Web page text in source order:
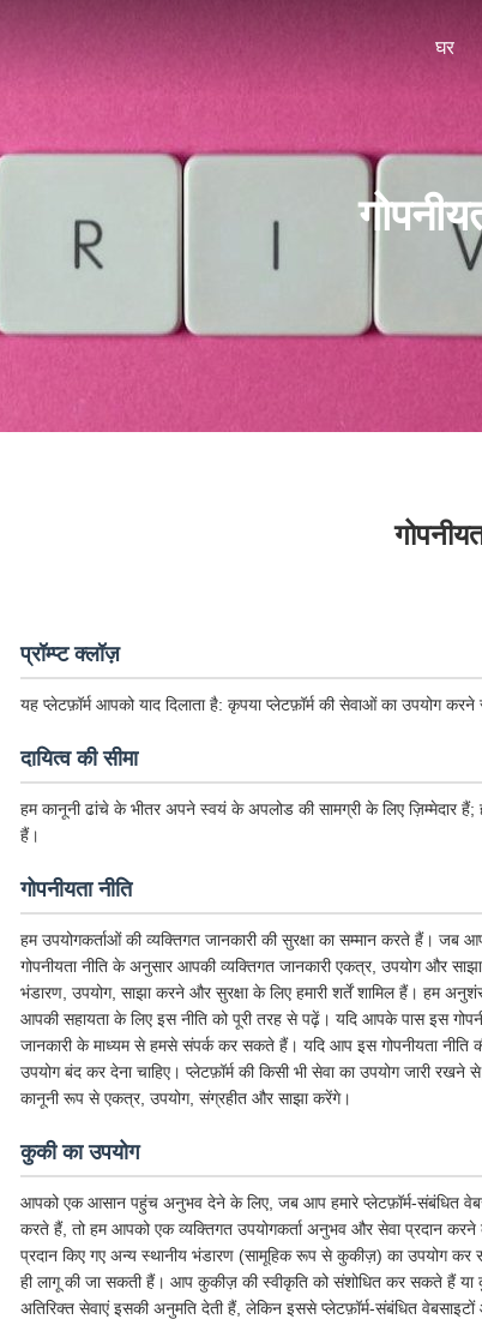
घर
प्रॉम्प्ट क्लॉज़
यह प्लेटफ़ॉर्म आपको याद दिलाता है: कृपया प्लेटफ़ॉर्म की सेवाओं का उपयोग
दायित्व की सीमा
हम कानूनी ढांचे के भीतर अपने स्वयं के अपलोड की सामग्री के लिए ज़िम्मेदार हैं;
हैं।
गोपनीयता नीति
हम उपयोगकर्ताओं की व्यक्तिगत जानकारी की सुरक्षा का सम्मान करते हैं। जब
गोपनीयता नीति के अनुसार आपकी व्यक्तिगत जानकारी एकत्र, उपयोग और
भंडारण, उपयोग, साझा करने और सुरक्षा के लिए हमारी शर्तें शामिल हैं। हम
आपकी सहायता के लिए इस नीति को पूरी तरह से पढ़ें। यदि आपके पास इस
जानकारी के माध्यम से हमसे संपर्क कर सकते हैं। यदि आप इस गोपनीयता नीति
उपयोग बंद कर देना चाहिए। प्लेटफ़ॉर्म की किसी भी सेवा का उपयोग जारी
कानूनी रूप से एकत्र, उपयोग, संग्रहीत और साझा करेंगे।
कुकी का उपयोग
आपको एक आसान पहुंच अनुभव देने के लिए, जब आप हमारे प्लेटफ़ॉर्म-संबंधित
करते हैं, तो हम आपको एक व्यक्तिगत उपयोगकर्ता अनुभव और सेवा प्रदान
प्रदान किए गए अन्य स्थानीय भंडारण (सामूहिक रूप से कुकीज़) का उपयोग
ही लागू की जा सकती हैं। आप कुकीज़ की स्वीकृति को संशोधित कर सकते हैं
अतिरिक्त सेवाएं इसकी अनुमति देती हैं, लेकिन इससे प्लेटफ़ॉर्म-संबंधित वेबसाइटों